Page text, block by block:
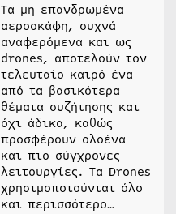
Τα μη επανδρωμένα
αεροσκάφη, συχνά
αναφερόμενα και ως
drones, αποτελούν τον
τελευταίο καιρό ένα
από τα βασικότερα
θέματα συζήτησης και
όχι άδικα, καθώς
προσφέρουν ολοένα
και πιο σύγχρονες
λειτουργίες. Τα Drones
χρησιμοποιούνται όλο
και περισσότερο…